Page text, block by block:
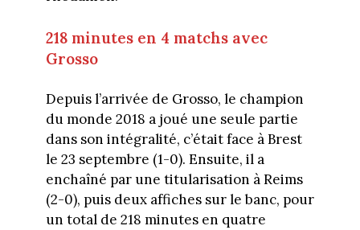
218 minutes en 4 matchs avec
Grosso
Depuis l’arrivée de Grosso, le champion
du monde 2018 a joué une seule partie
dans son intégralité, c’était face à Brest
le 23 septembre (1-0). Ensuite, il a
enchaîné par une titularisation à Reims
(2-0), puis deux affiches sur le banc, pour
un total de 218 minutes en quatre